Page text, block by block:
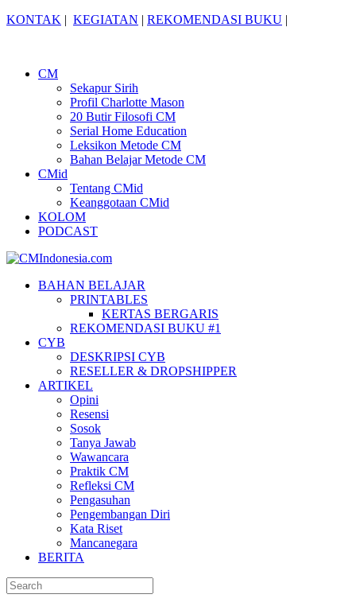
KONTAK | KEGIATAN | REKOMENDASI BUKU |
CM
Sekapur Sirih
Profil Charlotte Mason
20 Butir Filosofi CM
Serial Home Education
Leksikon Metode CM
Bahan Belajar Metode CM
CMid
Tentang CMid
Keanggotaan CMid
KOLOM
PODCAST
BAHAN BELAJAR
PRINTABLES
KERTAS BERGARIS
REKOMENDASI BUKU #1
CYB
DESKRIPSI CYB
RESELLER & DROPSHIPPER
ARTIKEL
Opini
Resensi
Sosok
Tanya Jawab
Wawancara
Praktik CM
Refleksi CM
Pengasuhan
Pengembangan Diri
Kata Riset
Mancanegara
BERITA